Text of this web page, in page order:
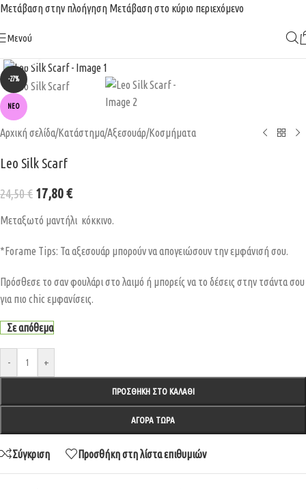
Μετάβαση στην πλοήγηση Μετάβαση στο κύριο περιεχόμενο
Μενού
-27%
ΝΈΟ
Αρχική σελίδα/Κατάστημα/Αξεσουάρ/Κοσμήματα
Leo Silk Scarf
24,50€ 17,80€
Mεταξωτό μαντήλι κόκκινο.
*Forame Tips: Τα αξεσουάρ μπορούν να απογειώσουν την εμφάνισή σου.
Πρόσθεσε το σαν φουλάρι στο λαιμό ή μπορείς να το δέσεις στην τσάντα σου
για πιο chic εμφανίσεις.
Σε απόθεμα
- +
ΠΡΟΣΘΉΚΗ ΣΤΟ ΚΑΛΆΘΙ
ΑΓΟΡΆ ΤΏΡΑ
Σύγκριση Προσθήκη στη λίστα επιθυμιών